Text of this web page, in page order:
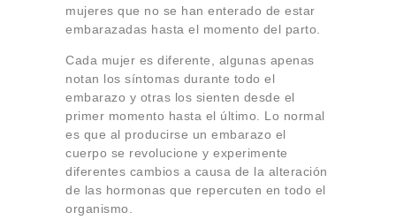
mujeres que no se han enterado de estar
embarazadas hasta el momento del parto.
Cada mujer es diferente, algunas apenas
notan los síntomas durante todo el
embarazo y otras los sienten desde el
primer momento hasta el último. Lo normal
es que al producirse un embarazo el
cuerpo se revolucione y experimente
diferentes cambios a causa de la alteración
de las hormonas que repercuten en todo el
organismo.